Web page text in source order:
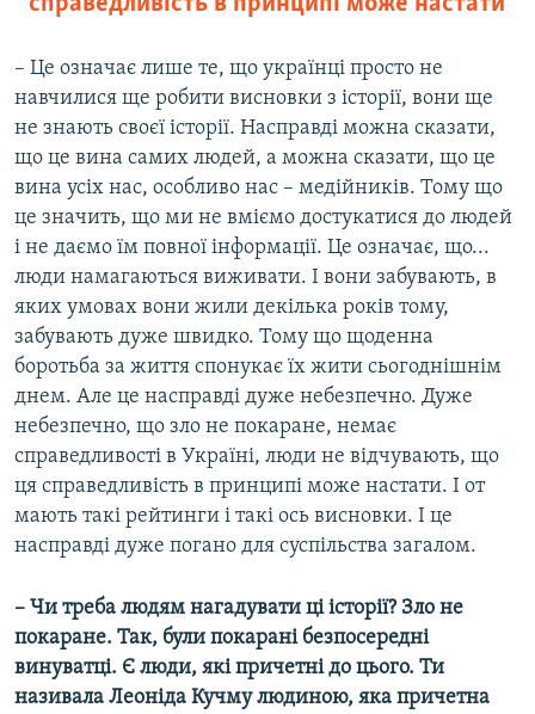
– Це означає лише те, що українці просто не
навчилися ще робити висновки з історії, вони ще
не знають своєї історії. Насправді можна сказати,
що це вина самих людей, а можна сказати, що це
вина усіх нас, особливо нас – медійників. Тому що
це значить, що ми не вміємо достукатися до людей
і не даємо їм повної інформації. Це означає, що...
люди намагаються виживати. І вони забувають, в
яких умовах вони жили декілька років тому,
забувають дуже швидко. Тому що щоденна
боротьба за життя спонукає їх жити сьогоднішнім
днем. Але це насправді дуже небезпечно. Дуже
небезпечно, що зло не покаране, немає
справедливості в Україні, люди не відчувають, що
ця справедливість в принципі може настати. І от
мають такі рейтинги і такі ось висновки. І це
насправді дуже погано для суспільства загалом.
– Чи треба людям нагадувати ці історії? Зло не
покаране. Так, були покарані безпосередні
винуватці. Є люди, які причетні до цього. Ти
називала Леоніда Кучму людиною, яка причетна